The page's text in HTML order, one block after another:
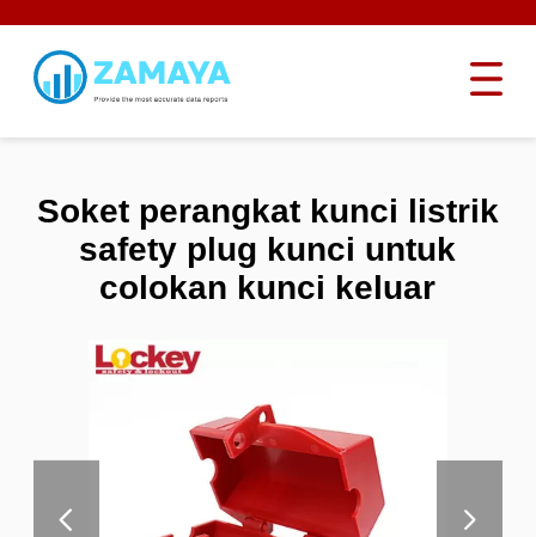
Soket perangkat kunci listrik
safety plug kunci untuk
colokan kunci keluar